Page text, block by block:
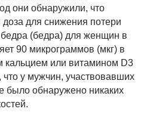
они обнаружили, что
для снижения потери
(бедра) для женщин в
90 микрограммов (мкг) в
кальцием или витамином D3
что у мужчин, участвовавших
было обнаружено никаких